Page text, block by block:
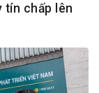
tín chấp lên